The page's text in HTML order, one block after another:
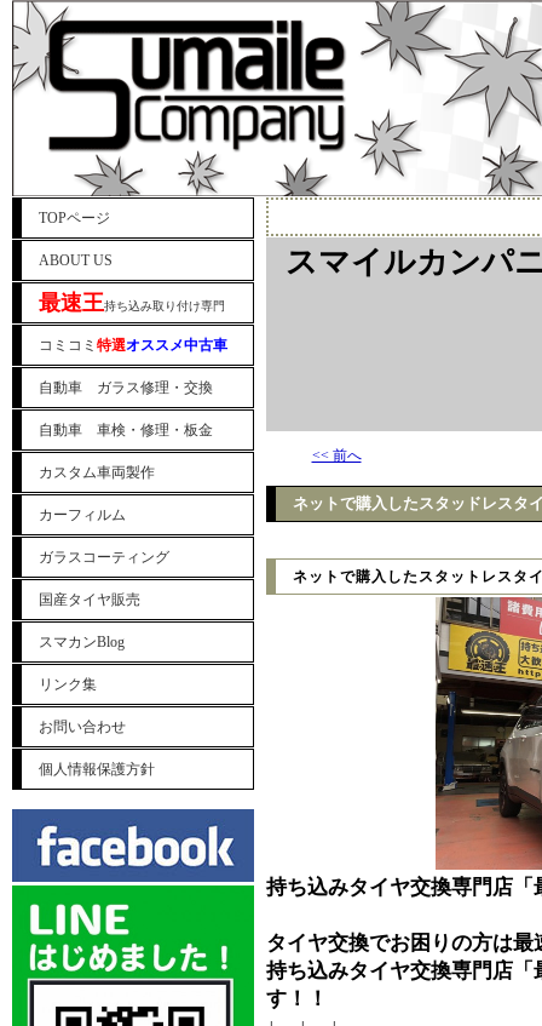
TOPページ
ABOUT US
最速王持ち込み取り付け専門
コミコミ 特選オススメ中古車
自動車 ガラス修理・交換
自動車 車検・修理・板金
カスタム車両製作
カーフィルム
ガラスコーティング
国産タイヤ販売
スマカンBlog
リンク集
お問い合わせ
個人情報保護方針
スマイルカンパ
<< 前へ
ネットで購入したスタッドレスタ
ネットで購入したスタットレスタ
持ち込みタイヤ交換専門店「
タイヤ交換でお困りの方は
持ち込みタイヤ交換専門店
す！！